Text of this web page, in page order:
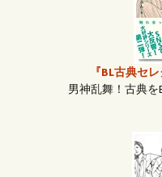
『BL古典セ
男神乱舞！古典